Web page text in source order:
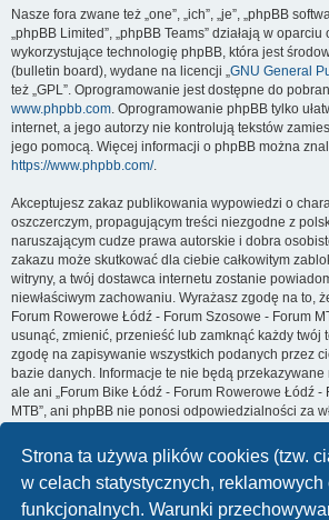
Strona ta używa plików cookies (tzw.
w celach statystycznych, reklamowych
funkcjonalnych. Warunki
Nasze fora zwane też „one”, „ich”, „je”, „phpBB
„phpBB Limited”, „phpBB Teams” działają w
wykorzystujące technologię phpBB, która jest
(bulletin board), wydane na licencji „GNU General
też „GPL”. Oprogramowanie jest dostępne do
www.phpbb.com. Oprogramowanie phpBB tylko
internet, a jego autorzy nie kontrolują tekstów
jego pomocą. Więcej informacji o phpBB można
https://www.phpbb.com/.
Akceptujesz zakaz publikowania wypowiedzi o
oszczerczym, propagującym treści niezgodne z
naruszającym cudze prawa autorskie i dobra
zakazu może skutkować dla ciebie całkowitym
witryny, a twój dostawca internetu zostanie
niewłaściwym zachowaniu. Wyrażasz zgodę na to,
Forum Rowerowe Łódź - Forum Szosowe - Forum
usunąć, zmienić, przenieść lub zamknąć każdy twój
zgodę na zapisywanie wszystkich podanych przez
bazie danych. Informacje te nie będą
ale ani „Forum Bike Łódź - Forum Rowerowe Łódź -
MTB”, ani phpBB nie ponosi odpowiedzialności za